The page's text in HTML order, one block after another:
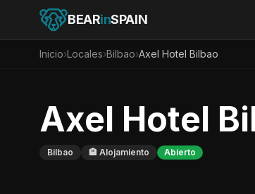
BEARinSPAIN
Inicio›Locales›Bilbao›Axel Hotel Bilbao
Axel Hotel
Bilbao 🏨 Alojamiento Abierto